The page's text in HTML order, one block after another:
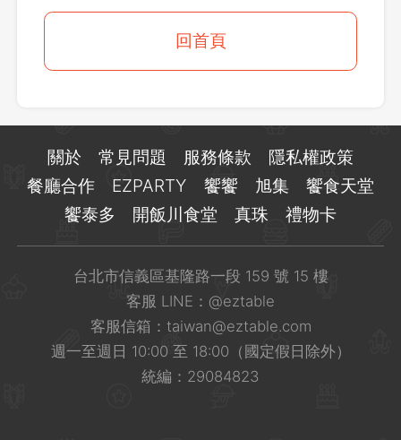
回首頁
登出
關於 常見問題 服務條款
隱私權政策
餐廳合作
EZPARTY 饗饗 旭集
饗食天堂
饗泰多
開飯川食堂 真珠 禮物卡
台北市信義區基隆路一段 159 號 15 樓
客服 LINE： @eztable
客服信箱： taiwan@eztable.com
週一至週日 10:00 至 18:00（國定假日除外）
統編：29084823